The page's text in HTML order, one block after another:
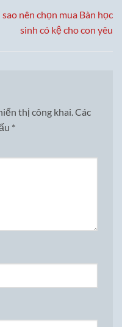
sao nên chọn mua Bàn học
sinh có kệ cho con yêu
thị công khai.Các
*